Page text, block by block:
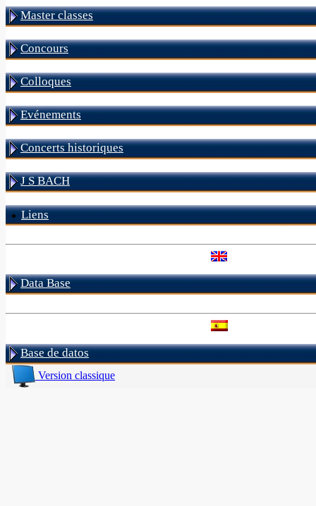
Master classes
Concours
Colloques
Evénements
Concerts historiques
J S BACH
Liens
Data Base
Base de datos
Version classique